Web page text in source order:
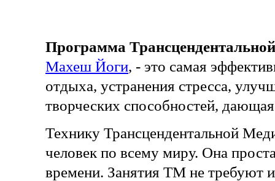
Программа
Махеш Йоги, - это самая
отдыха, устранения стресса,
творческих способностей,
Технику Трансцендентальной
человек по всему миру. Она
времени. Занятия ТМ не требуют